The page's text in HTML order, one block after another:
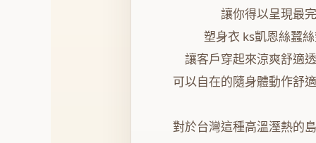
讓你得以呈現最
塑身衣 ks凱恩絲蠶
讓客戶穿起來涼爽舒適
可以自在的隨身體動作舒
對於台灣這種高溫溼熱的